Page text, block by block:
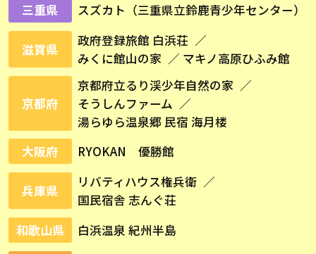
三重県
スズカト（三重県立鈴鹿青少年センター）
滋賀県
政府登録旅館 白浜荘
みくに館山の家
マキノ高原ひふみ館
京都府
京都府立るり渓少年自然の家
そうしんファーム
湯らゆら温泉郷 民宿 海月楼
大阪府
RYOKAN 優勝館
兵庫県
リバティハウス権兵衛
国民宿舎 志んぐ荘
和歌山県
白浜温泉 紀州半島